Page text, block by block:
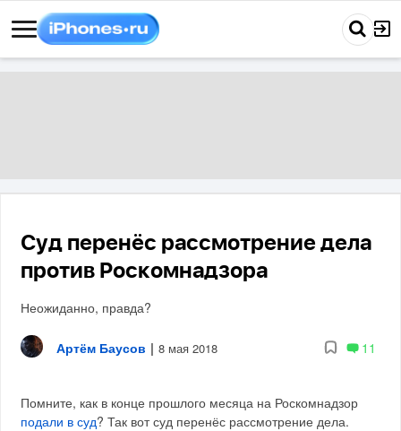
Суд перенёс рассмотрение дела
против Роскомнадзора
Неожиданно, правда?
Артём Баусов | 8 мая 2018 11
Помните, как в конце прошлого месяца на Роскомнадзор
подали в суд? Так вот суд перенёс рассмотрение дела.